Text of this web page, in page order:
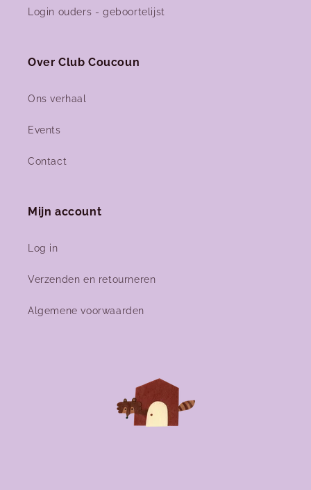
Login ouders - geboortelijst
Over Club Coucoun
Ons verhaal
Events
Contact
Mijn account
Log in
Verzenden en retourneren
Algemene voorwaarden